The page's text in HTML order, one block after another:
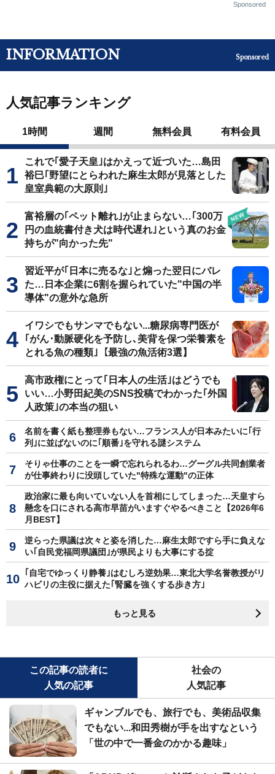
Sponsored
INFORMATION Sponsored
人気記事ランキング
1時間 週間 無料会員 有料会員
これで｢愛子天皇｣はかえって近づいた…島田
裕巳｢野望にとらわれた麻生太郎が見落とした
皇室典範の大原則｣
富裕層の｢ペット離れ｣が止まらない…｢300万
円の血統書付き犬は時代遅れ｣という真のお金
持ちが"向かった先"
習近平が｢日本に売るな｣と煽った翌日にバレ
た…日本企業に6割を握られていた"中国の半
導体"の意外な急所
イワシでもサンマでもない...糖尿病専門医が
｢がん･動脈硬化を予防し､美背を保つ栄養素を
とれる魚の種類｣【最強の魚活術3選】
高市政権にとって｢日本人の生活｣はどうでも
いい…小野田紀美のSNS投稿でわかった｢外国
人政策｣の本当の狙い
名前を書く紙も整理券もない…フランス人が日本みたいに｢行
列｣に並ばないのに｢順番｣を守れる謎システム
そりゃ仕事のことを一瞬で忘れられるわ…グーグル共同創業者
が仕事終わりに没頭していた"特殊な運動"の正体
政治家に最も向いていない人を首相にしてしまった…天皇すら
懸念を口にされる高市早苗がいますぐやるべきこと【2026年6
月BEST】
逆らった県議は次々と姿を消した…麻生太郎ですら手に負えな
い｢自民党福岡県議団｣が県民よりも大事にする掟
｢自宅でゆっくり静養｣はむしろ逆効果…東北大学名誉教授がリ
ハビリの主役に据えた｢腎臓を強くする歩き方｣
もっと見る
この記事の読者に
人気の記事
社会の
人気記事
ギャンブルでも、旅行でも、美術品収集
でもない...和田秀樹が手を出すなという
「世の中で一番金のかかる趣味」